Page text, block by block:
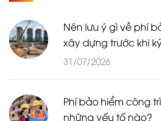
Nên lưu ý gì về phí
xây dựng trước khi
31/07/2026
Phí bảo hiểm công
những yếu tố nào?